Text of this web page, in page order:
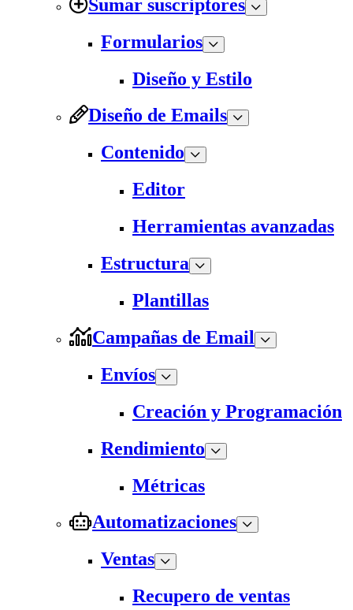
Sumar suscriptores
Formularios
Diseño y Estilo
Diseño de Emails
Contenido
Editor
Herramientas avanzadas
Estructura
Plantillas
Campañas de Email
Envíos
Creación y Programación
Rendimiento
Métricas
Automatizaciones
Ventas
Recupero de ventas